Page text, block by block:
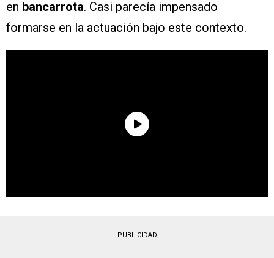
en bancarrota. Casi parecía impensado
formarse en la actuación bajo este contexto.
PUBLICIDAD